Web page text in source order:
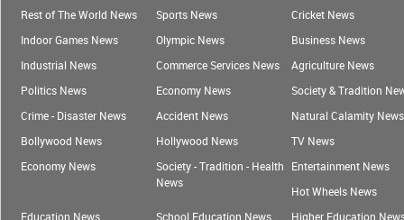
Rest of The World News
Sports News
Cricket News
Indoor Games News
Olympic News
Business News
Industrial News
Commerce Services News
Agriculture News
Politics News
Economy News
Society & Tradition
Crime - Disaster News
Accident News
Natural Calamity News
Bollywood News
Hollywood News
TV News
Economy News
Society - Tradition - Health
News
Entertainment News
Hot Wheels News
Education News
School Education News Higher Education